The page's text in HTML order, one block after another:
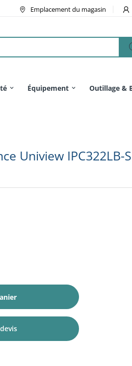
Emplacement du magasin
Équipement Outillage &
Uniview IPC322LB-